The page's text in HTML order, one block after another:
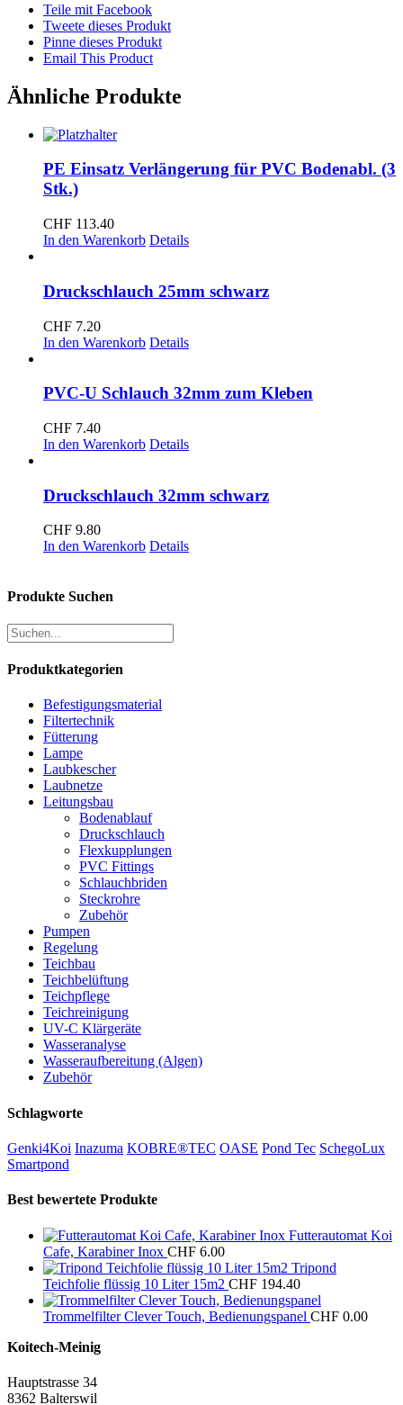
Grad
Menge
Teile mit Facebook
Tweete dieses Produkt
Pinne dieses Produkt
Email This Product
Ähnliche Produkte
PE Einsatz Verlängerung für PVC Bodenabl. (3
Stk.)
CHF 113.40
In den Warenkorb Details
Druckschlauch 25mm schwarz
CHF 7.20
In den Warenkorb Details
PVC-U Schlauch 32mm zum Kleben
CHF 7.40
In den Warenkorb Details
Druckschlauch 32mm schwarz
CHF 9.80
In den Warenkorb Details
Produkte Suchen
Produktkategorien
Befestigungsmaterial
Filtertechnik
Fütterung
Lampe
Laubkescher
Laubnetze
Leitungsbau
Bodenablauf
Druckschlauch
Flexkupplungen
PVC Fittings
Schlauchbriden
Steckrohre
Zubehör
Pumpen
Regelung
Teichbau
Teichbelüftung
Teichpflege
Teichreinigung
UV-C Klärgeräte
Wasseranalyse
Wasseraufbereitung (Algen)
Zubehör
Schlagworte
Genki4Koi Inazuma KOBRE®TEC OASE Pond Tec SchegoLux
Smartpond
Best bewertete Produkte
Futterautomat Koi
Cafe, Karabiner Inox CHF 6.00
Tripond
Teichfolie flüssig 10 Liter 15m2 CHF 194.40
Trommelfilter Clever Touch, Bedienungspanel CHF 0.00
Koitech-Meinig
Hauptstrasse 34
8362 Balterswil